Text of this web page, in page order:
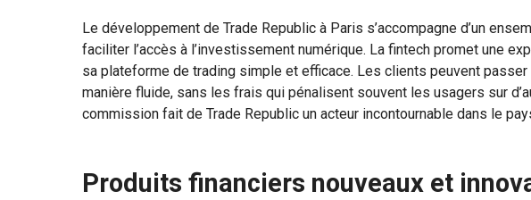
Le développement de Trade Republic à Paris s’accompagne d’un
faciliter l’accès à l’investissement numérique. La fintech promet une
sa plateforme de trading simple et efficace. Les clients peuvent passer
manière fluide, sans les frais qui pénalisent souvent les usagers sur
commission fait de Trade Republic un acteur incontournable dans le
Produits financiers nouveaux et